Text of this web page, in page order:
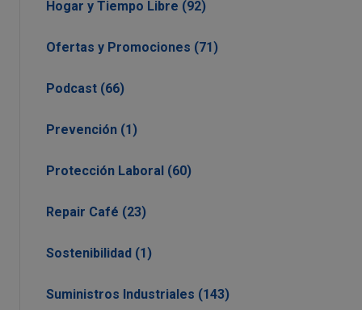
Hogar y Tiempo Libre (92)
Ofertas y Promociones (71)
Podcast (66)
Prevención (1)
Protección Laboral (60)
Repair Café (23)
Sostenibilidad (1)
Suministros Industriales (143)